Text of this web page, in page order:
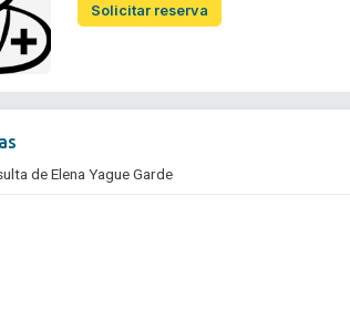
Solicitar reserva
de Elena Yague Garde